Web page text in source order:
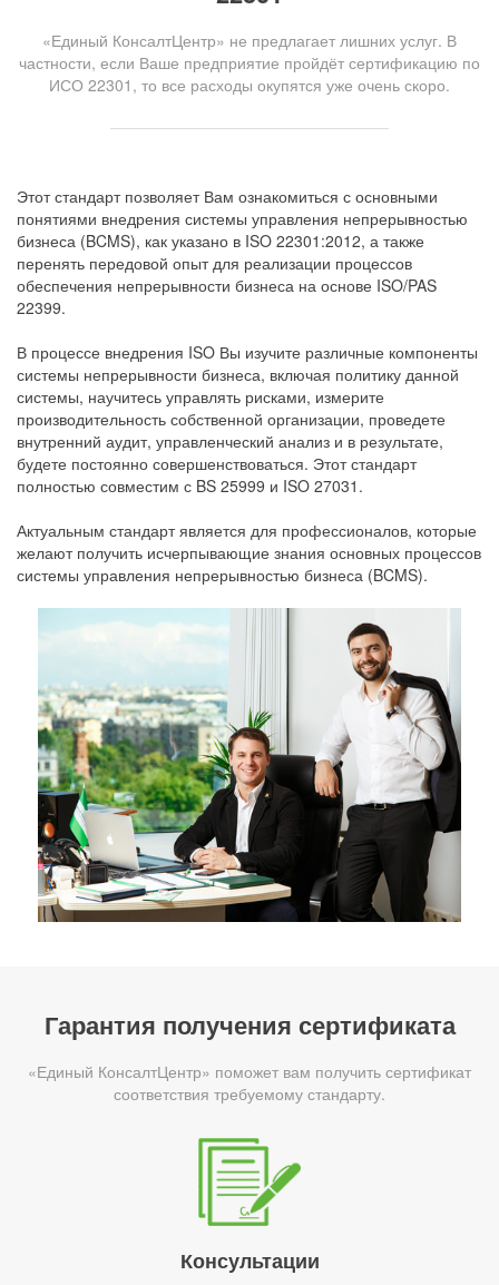
«Единый КонсалтЦентр» не предлагает лишних услуг. В
частности, если Ваше предприятие пройдёт сертификацию по
ИСО 22301, то все расходы окупятся уже очень скоро.
Этот стандарт позволяет Вам ознакомиться с основными
понятиями внедрения системы управления непрерывностью
бизнеса (BCMS), как указано в ISO 22301:2012, а также
перенять передовой опыт для реализации процессов
обеспечения непрерывности бизнеса на основе ISO/PAS
22399.
В процессе внедрения ISO Вы изучите различные компоненты
системы непрерывности бизнеса, включая политику данной
системы, научитесь управлять рисками, измерите
производительность собственной организации, проведете
внутренний аудит, управленческий анализ и в результате,
будете постоянно совершенствоваться. Этот стандарт
полностью совместим с BS 25999 и ISO 27031.
Актуальным стандарт является для профессионалов, которые
желают получить исчерпывающие знания основных процессов
системы управления непрерывностью бизнеса (BCMS).
Гарантия получения сертификата
«Единый КонсалтЦентр» поможет вам получить сертификат
соответствия требуемому стандарту.
Консультации